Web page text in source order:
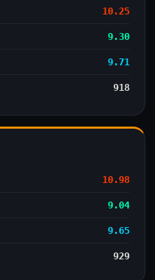
10.25
9.30
9.71
918
10.98
9.04
9.65
929